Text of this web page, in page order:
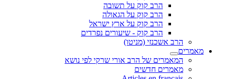
הרב קוק על תשובה
הרב קוק על הגאולה
הרב קוק על ארץ ישראל
הרב קוק - שיעורים נפרדים
הרב אשכנזי (מניטו)
מאמרים
המאמרים של הרב אורי שרקי לפי נושא
מאמרים חדשים